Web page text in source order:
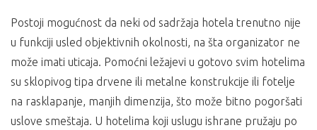
Plaćanje se vrši u dinarskoj protivvrednosti po
srednjem kursu NBS na dan uplate;
Cena je garantovana samo za uplatu kompletnog
iznosa, u suprotnom garantovan je samo iznos
akontacije, a ostatak je podložan promeni.
NAPOMENA
1.dan Putovanje. Beograd – sastanak grupe u 18.15 h (radi
preuzimanja obezbeđene peronske karte) na glavnoj
beogradskoj autobuskoj stanici BAS, sa predviđenih perona
od 34 do 41 (ukoliko davalac usluga BAS, drugačije ne odredi).
Ulaz na predviđene perone je iz Karađorđeve ulice ( preko
puta hotela Prezident ). Predviđeno vreme polaska u 19h.
Postoji mogućnost da neki od sadržaja hotela trenutno nije
u funkciji usled objektivnih okolnosti, na šta organizator ne
može imati uticaja. Pomoćni ležajevi u gotovo svim hotelima
su sklopivog tipa drvene ili metalne konstrukcije ili fotelje
na rasklapanje, manjih dimenzija, što može bitno pogoršati
uslove smeštaja. U hotelima koji uslugu ishrane pružaju po